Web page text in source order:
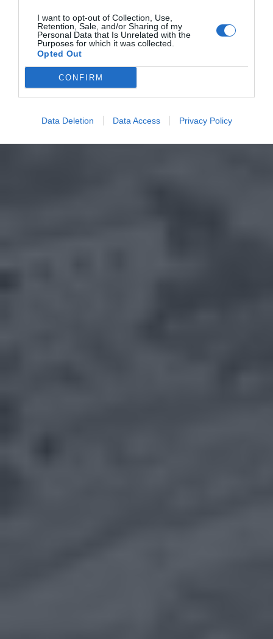
I want to opt-out of Collection, Use,
Retention, Sale, and/or Sharing of my
Personal Data that Is Unrelated with the
Purposes for which it was collected.
Opted Out
CONFIRM
Data Deletion Data Access Privacy Policy